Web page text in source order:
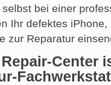
bei einer
Ihr defektes
zur Reparatur
Center